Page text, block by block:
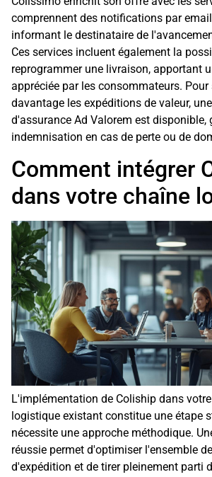
comprennent des notifications par
informant le destinataire de
Ces services incluent également la
reprogrammer une livraison, apportant
appréciée par les consommateurs. Pour
davantage les expéditions de valeur,
d'assurance Ad Valorem est disponible,
indemnisation en cas de perte ou de
Comment intégrer
dans votre chaîne
L'implémentation de Coliship dans
logistique existant constitue une étape
nécessite une approche méthodique.
réussie permet d'optimiser l'ensemble
d'expédition et de tirer pleinement parti